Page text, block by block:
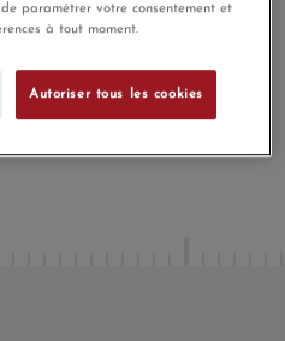
Satisfait ou
remboursé
paramétrer votre consentement et
à tout moment.
Autoriser tous les cookies